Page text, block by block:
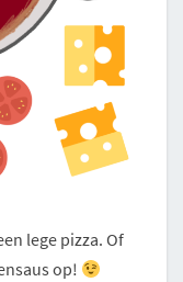
lege pizza. Of
op!